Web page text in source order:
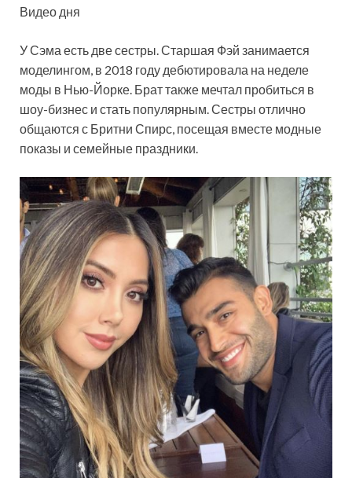
Видео дня
У Сэма есть две сестры. Старшая Фэй занимается
моделингом, в 2018 году дебютировала на неделе
моды в Нью-Йорке. Брат также мечтал пробиться в
шоу-бизнес и стать популярным. Сестры отлично
общаются с Бритни Спирс, посещая вместе модные
показы и семейные праздники.